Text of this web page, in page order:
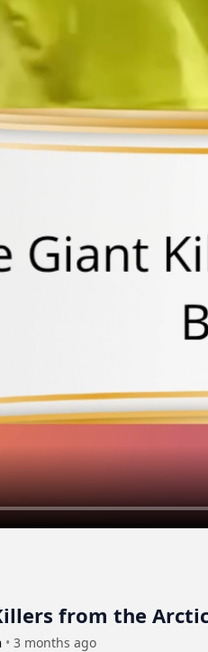
from the
• 3 months ago